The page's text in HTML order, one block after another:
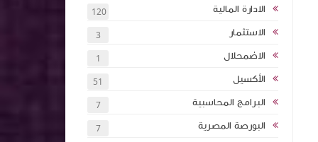
الادارة المالية 120
الاستثمار 3
الاضمحلال 1
الأكسيل 51
البرامج المحاسبية 7
البورصة المصرية 7